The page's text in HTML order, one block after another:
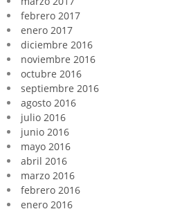
febrero 2017
enero 2017
diciembre 2016
noviembre 2016
octubre 2016
septiembre 2016
agosto 2016
julio 2016
junio 2016
mayo 2016
abril 2016
marzo 2016
febrero 2016
enero 2016